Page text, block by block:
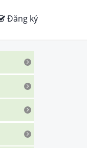
Đăng ký